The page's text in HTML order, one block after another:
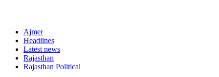
Ajmer
Headlines
Latest news
Rajasthan
Rajasthan Political